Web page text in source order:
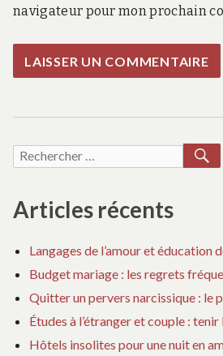
navigateur pour mon prochain
Recherche
Articles récents
Langages de l’amour et éducation
Budget mariage : les regrets
Quitter un pervers narcissique : le
Études à l’étranger et couple : tenir
Hôtels insolites pour une nuit en